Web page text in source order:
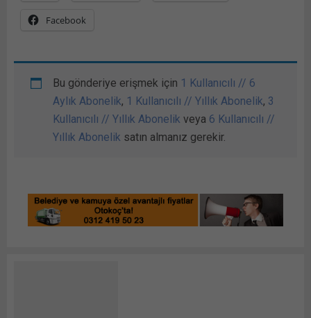
Facebook
Bu gönderiye erişmek için 1 Kullanıcılı // 6
Aylık Abonelik, 1 Kullanıcılı // Yıllık Abonelik, 3
Kullanıcılı // Yıllık Abonelik veya 6 Kullanıcılı //
Yıllık Abonelik satın almanız gerekir.